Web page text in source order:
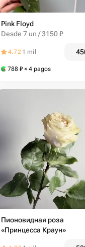
Pink Floyd
Desde 7 un / 3150 ₽
4.72 1 mil
788 ₽ × 4 pagos
Пионовидная роза
«Принцесса Краун»